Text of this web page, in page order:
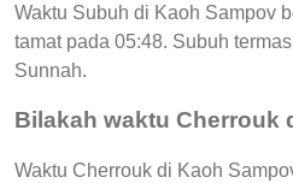
Waktu Subuh di Kaoh Sampov
tamat pada 05:48. Subuh
Sunnah.
Bilakah waktu Cherrouk
Waktu Cherrouk di Kaoh